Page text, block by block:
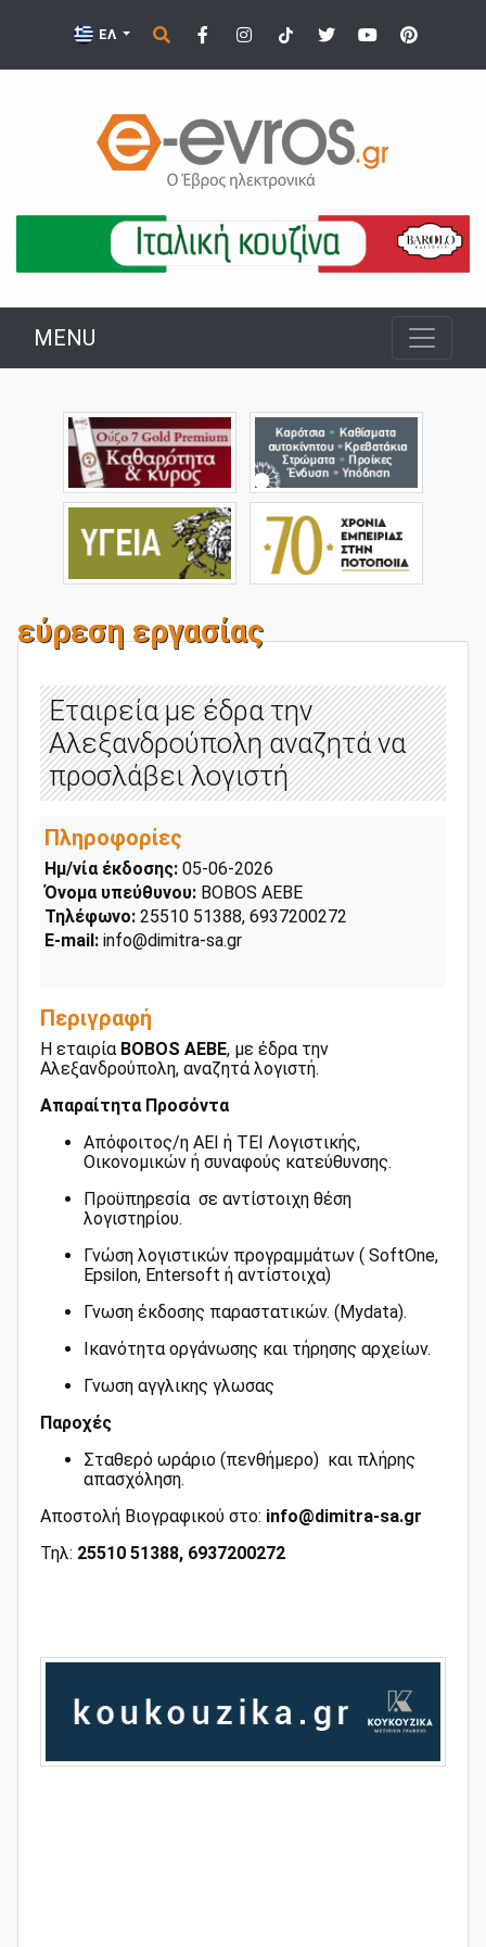
ΕΛ
MENU
εύρεση εργασίας
Εταιρεία με έδρα την
Αλεξανδρούπολη αναζητά να
προσλάβει λογιστή
Πληροφορίες
Ημ/νία έκδοσης: 05-06-2026
Όνομα υπεύθυνου: ΒΟΒΟS ΑΕΒΕ
Τηλέφωνο: 25510 51388, 6937200272
E-mail: info@dimitra-sa.gr
Περιγραφή
Η εταιρία ΒΟΒΟS ΑΕΒΕ, με έδρα την
Αλεξανδρούπολη, αναζητά λογιστή.
Απαραίτητα Προσόντα
Απόφοιτος/η ΑΕΙ ή ΤΕΙ Λογιστικής,
Οικονομικών ή συναφούς κατεύθυνσης.
Προϋπηρεσία σε αντίστοιχη θέση
λογιστηρίου.
Γνώση λογιστικών προγραμμάτων ( SoftOne,
Epsilon, Entersoft ή αντίστοιχα)
Γνωση έκδοσης παραστατικών. (Mydata).
Ικανότητα οργάνωσης και τήρησης αρχείων.
Γνωση αγγλικης γλωσας
Παροχές
Σταθερό ωράριο (πενθήμερο) και πλήρης
απασχόληση.
Αποστολή Βιογραφικού στο: info@dimitra-sa.gr
Τηλ: 25510 51388, 6937200272